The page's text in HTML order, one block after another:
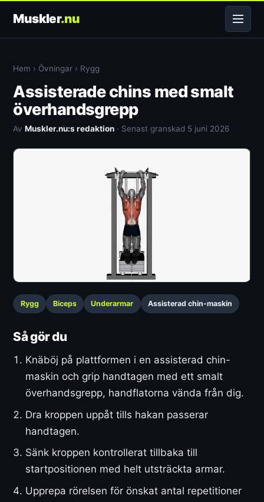
Muskler.nu
Hem › Övningar › Rygg
Assisterade chins med smalt
överhandsgrepp
AvMuskler.nu:s redaktion · Senast granskad 5 juni 2026
Rygg Biceps Underarmar Assisterad chin-maskin
Så gör du
Knäböj på plattformen i en assisterad chin-
maskin och grip handtagen med ett smalt
överhandsgrepp, handflatorna vända från dig.
Dra kroppen uppåt tills hakan passerar
handtagen.
Sänk kroppen kontrollerat tillbaka till
startpositionen med helt utsträckta armar.
Upprepa rörelsen för önskat antal repetitioner